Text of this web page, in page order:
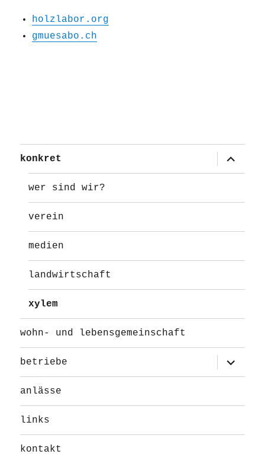
holzlabor.org
gmuesabo.ch
konkret
öffnen
wer sind wir?
verein
medien
landwirtschaft
xylem
wohn- und lebensgemeinschaft
betriebe
öffnen
anlässe
links
kontakt